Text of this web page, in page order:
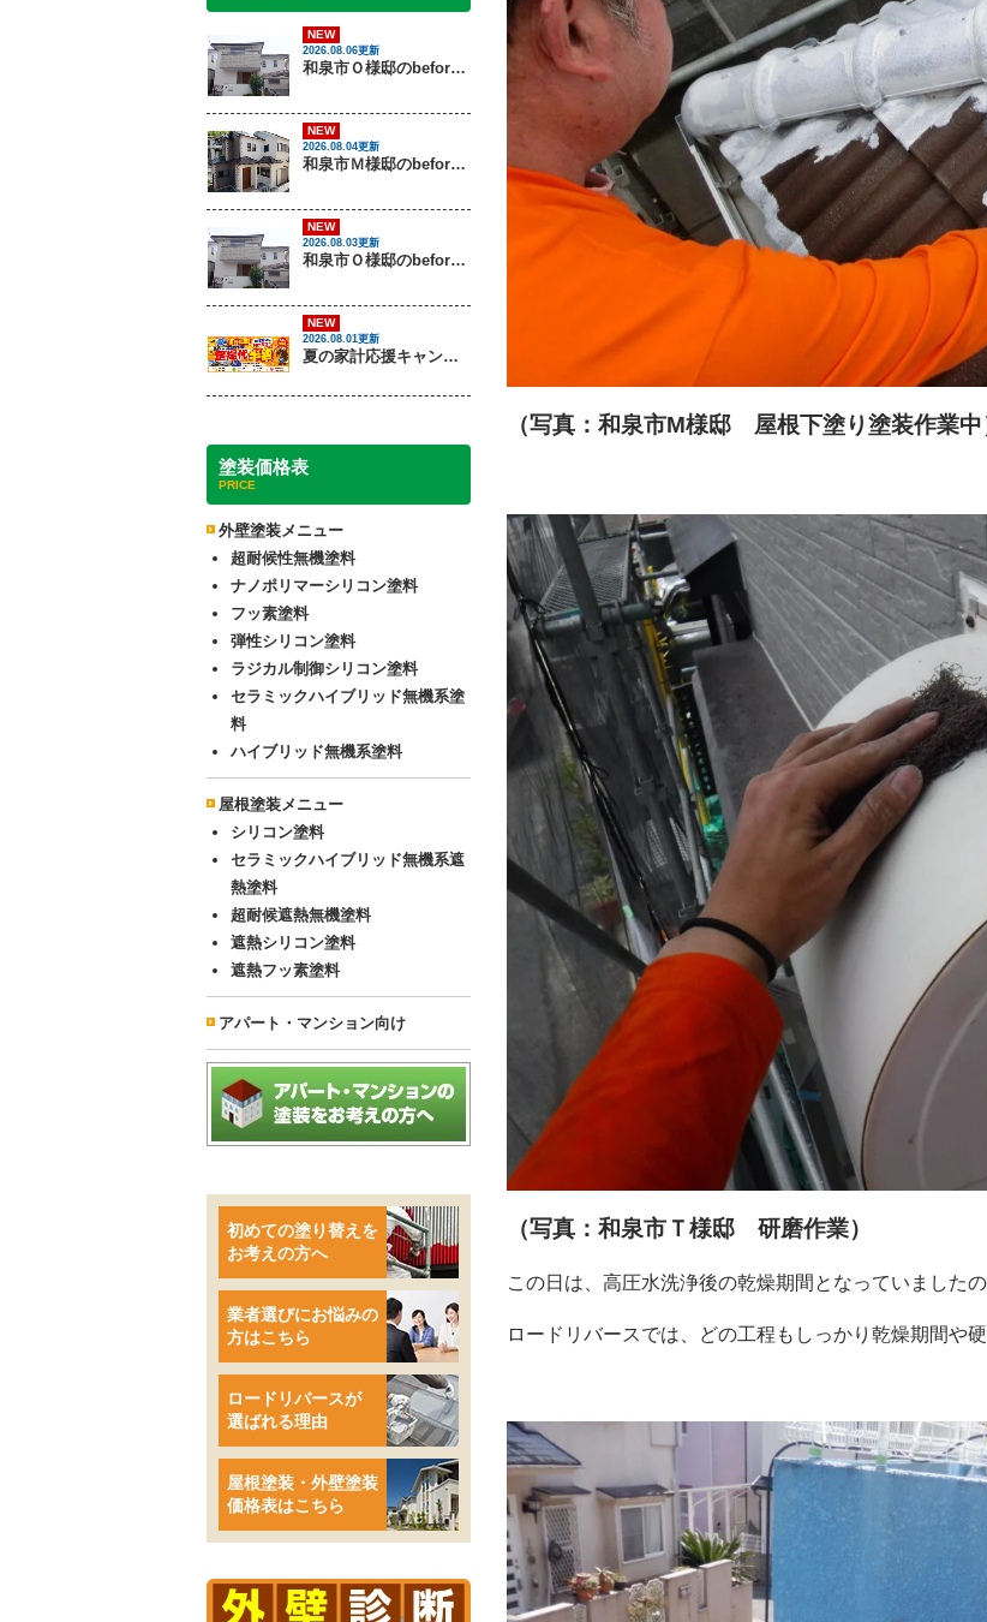
（写真：和泉市M様邸 屋根下塗り塗装作業中
（写真：和泉市Ｔ様邸 研磨作業）
この日は、高圧水洗浄後の乾燥期間となっていました
ロードリバースでは、どの工程もしっかり乾燥期間や
NEW
2026.08.06更新
和泉市Ｏ様邸のbeforeとafter（外壁塗装）
NEW
2026.08.04更新
和泉市Ｍ様邸のbeforeとafter（外壁塗装・屋根塗装）
NEW
2026.08.03更新
和泉市Ｏ様邸のbeforeとafter（外壁塗装）
NEW
2026.08.01更新
夏の家計応援キャンペーン開催！足場代半額でお得に外壁・屋根塗装を始めるチャンス【8月30日まで】
塗装価格表
PRICE
外壁塗装メニュー
超耐候性無機塗料
ナノポリマーシリコン塗料
フッ素塗料
弾性シリコン塗料
ラジカル制御シリコン塗料
セラミックハイブリッド無機系塗
料
ハイブリッド無機系塗料
屋根塗装メニュー
シリコン塗料
セラミックハイブリッド無機系遮
熱塗料
超耐候遮熱無機塗料
遮熱シリコン塗料
遮熱フッ素塗料
アパート・マンション向け
初めての塗り替えを
お考えの方へ
業者選びにお悩みの
方はこちら
ロードリバースが
選ばれる理由
屋根塗装・外壁塗装
価格表はこちら